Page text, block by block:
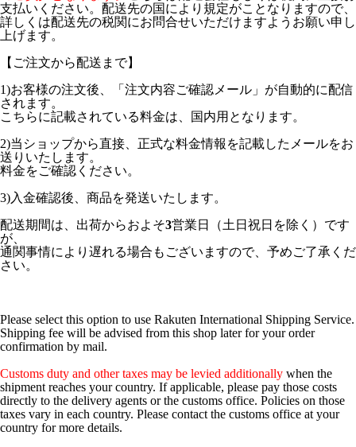
支払いください。配送先の国により規定がことなりますので、
詳しくは配送先の税関にお問合せいただけますようお願い申し
上げます。
【ご注文から配送まで】
1)お客様の注文後、「注文内容ご確認メール」が自動的に配信
されます。
こちらに記載されている料金は、国内用となります。
2)当ショップから直接、正式な料金情報を記載したメールをお
送りいたします。
料金をご確認ください。
3)入金確認後、商品を発送いたします。
配送期間は、出荷からおよそ3営業日（土日祝日を除く）です
が、
通関事情により遅れる場合もございますので、予めご了承くだ
さい。
Please select this option to use Rakuten International Shipping Service.
Shipping fee will be advised from this shop later for your order
confirmation by mail.
Customs duty and other taxes may be levied additionally when the
shipment reaches your country. If applicable, please pay those costs
directly to the delivery agents or the customs office. Policies on those
taxes vary in each country. Please contact the customs office at your
country for more details.